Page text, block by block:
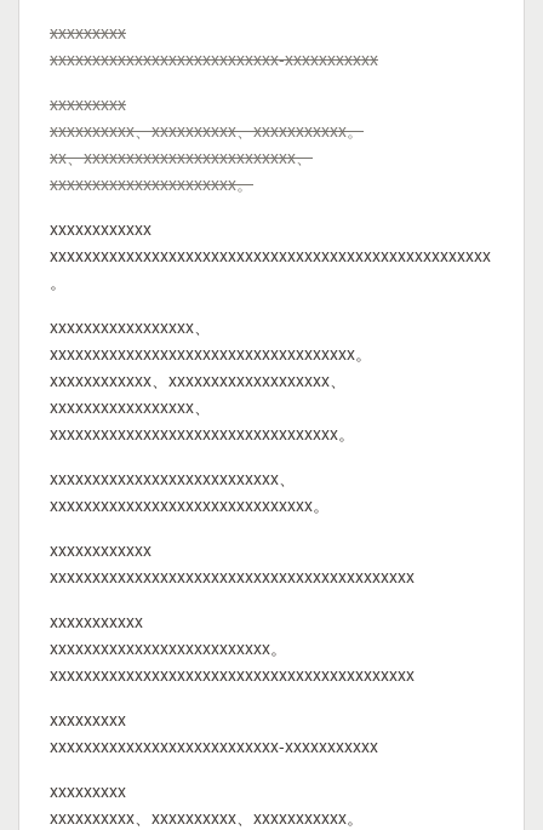
xxxxxxxxx
xxxxxxxxxxxxxxxxxxxxxxxxxxx-xxxxxxxxxxx
xxxxxxxxx
xxxxxxxxxx、xxxxxxxxxx、xxxxxxxxxxx。
xx、xxxxxxxxxxxxxxxxxxxxxxxxx、
xxxxxxxxxxxxxxxxxxxxxx。
xxxxxxxxxxxx
xxxxxxxxxxxxxxxxxxxxxxxxxxxxxxxxxxxxxxxxxxxxxxxxxxxx
。
xxxxxxxxxxxxxxxxx、
xxxxxxxxxxxxxxxxxxxxxxxxxxxxxxxxxxxx。
xxxxxxxxxxxx、xxxxxxxxxxxxxxxxxxx、
xxxxxxxxxxxxxxxxx、
xxxxxxxxxxxxxxxxxxxxxxxxxxxxxxxxxx。
xxxxxxxxxxxxxxxxxxxxxxxxxxx、
xxxxxxxxxxxxxxxxxxxxxxxxxxxxxxx。
xxxxxxxxxxxx
xxxxxxxxxxxxxxxxxxxxxxxxxxxxxxxxxxxxxxxxxxx
xxxxxxxxxxx
xxxxxxxxxxxxxxxxxxxxxxxxxx。
xxxxxxxxxxxxxxxxxxxxxxxxxxxxxxxxxxxxxxxxxxx
xxxxxxxxx
xxxxxxxxxxxxxxxxxxxxxxxxxxx-xxxxxxxxxxx
xxxxxxxxx
xxxxxxxxxx、xxxxxxxxxx、xxxxxxxxxxx。